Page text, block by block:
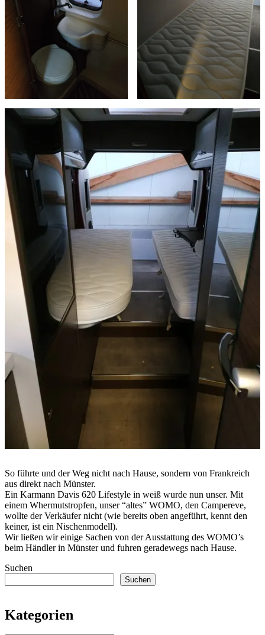
So führte und der Weg nicht nach Hause, sondern von Frankreich
aus direkt nach Münster.
Ein Karmann Davis 620 Lifestyle in weiß wurde nun unser. Mit
einem Whermutstropfen, unser “altes” WOMO, den Campereve,
wollte der Verkäufer nicht (wie bereits oben angeführt, kennt den
keiner, ist ein Nischenmodell).
Wir ließen wir einige Sachen von der Ausstattung des WOMO’s
beim Händler in Münster und fuhren geradewegs nach Hause.
Suchen
Suchen
Kategorien